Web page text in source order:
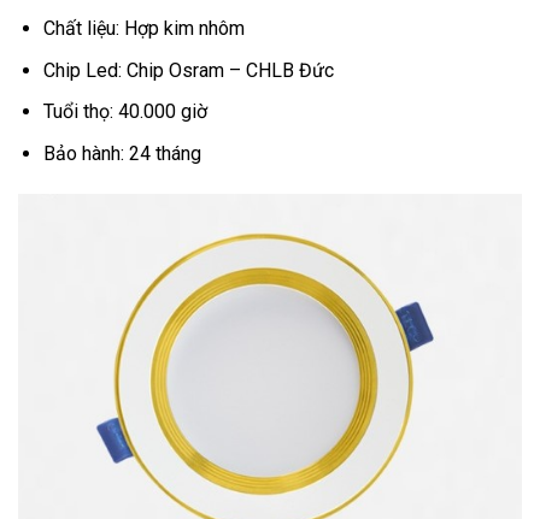
Chất liệu: Hợp kim nhôm
Chip Led: Chip Osram – CHLB Đức
Tuổi thọ: 40.000 giờ
Bảo hành: 24 tháng